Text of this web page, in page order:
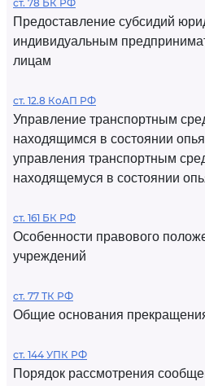
ст. 78 БК РФ
Предоставление субсидий
индивидуальным
лицам
ст. 12.8 КоАП РФ
Управление транспортным
находящимся в состоянии
управления транспортным
находящемуся в состоянии
ст. 161 БК РФ
Особенности правового
учреждений
ст. 77 ТК РФ
Общие основания
ст. 144 УПК РФ
Порядок рассмотрения